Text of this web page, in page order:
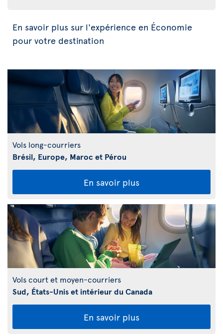
En savoir plus sur l'expérience en Économie
pour votre destination
Vols long-courriers
Brésil, Europe, Maroc et Pérou
En savoir plus
Vols court et moyen-courriers
Sud, États-Unis et intérieur du Canada
En savoir plus